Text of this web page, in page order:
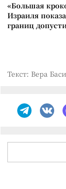
«Большая
Израиля
границ
Текст: Вера